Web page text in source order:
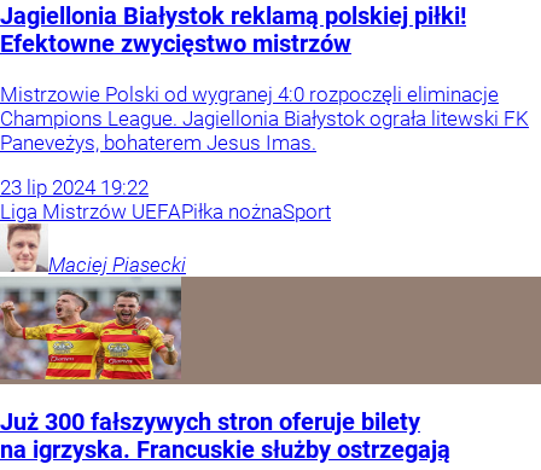
Jagiellonia Białystok reklamą polskiej piłki!
Efektowne zwycięstwo mistrzów
Mistrzowie Polski od wygranej 4:0 rozpoczęli eliminacje
Champions League. Jagiellonia Białystok ograła litewski FK
Paneveżys, bohaterem Jesus Imas.
23 lip 2024 19:22
Liga Mistrzów UEFAPiłka nożnaSport
Maciej Piasecki
Już 300 fałszywych stron oferuje bilety
na igrzyska. Francuskie służby ostrzegają